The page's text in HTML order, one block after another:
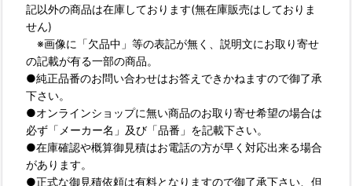
記以外の商品は在庫しております(無在庫販売はしておりま
せん)
※画像に「欠品中」等の表記が無く、説明文にお取り寄せ
の記載が有る一部の商品。
●純正品番のお問い合わせはお答えできかねますので御了承
下さい。
●オンラインショップに無い商品のお取り寄せ希望の場合は
必ず「メーカー名」及び「品番」を記載下さい。
●在庫確認や概算御見積はお電話の方が早く対応出来る場合
があります。
●正式な御見積依頼は有料となりますので御了承下さい、但